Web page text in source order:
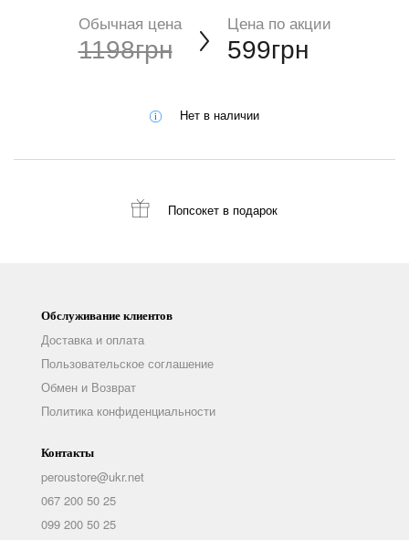
Обычная цена
1198грн
Цена по акции
599грн
Нет в наличии
Попсокет в подарок
Обслуживание клиентов
Доставка и оплата
Пользовательское соглашение
Обмен и Возврат
Политика конфиденциальности
Контакты
peroustore@ukr.net
067 200 50 25
099 200 50 25